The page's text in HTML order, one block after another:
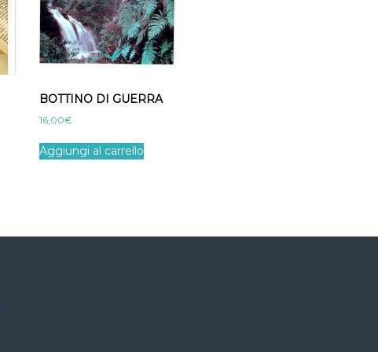
BOTTINO DI GUERRA
16,00€
Aggiungi al carrello